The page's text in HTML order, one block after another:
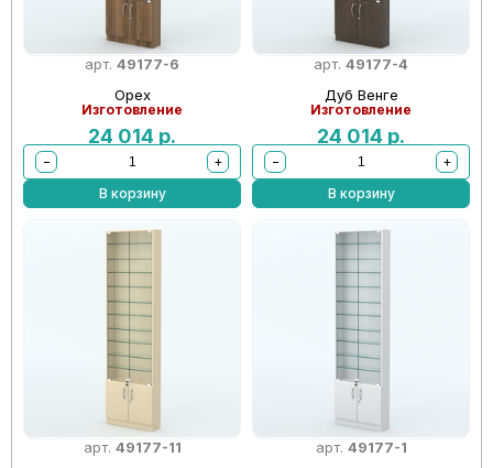
арт. 49177-6
Орех
Изготовление
24 014 р.
−
+
В корзину
арт. 49177-4
Дуб Венге
Изготовление
24 014 р.
−
+
В корзину
арт. 49177-11
арт. 49177-1